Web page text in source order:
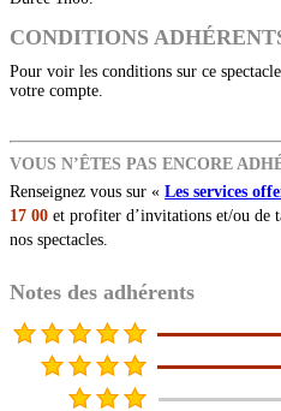
CONDITIONS
Pour voir les conditions sur ce
votre compte.
VOUS N’ÊTES PAS ENCORE
Renseignez vous sur « Les services
17 00 et profiter d’invitations et/ou de
nos spectacles.
Notes des adhérents